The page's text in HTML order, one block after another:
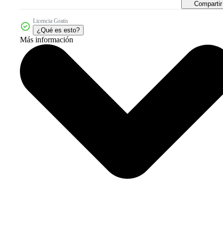
Compartir
Licencia Gratis
¿Qué es esto?
Más información